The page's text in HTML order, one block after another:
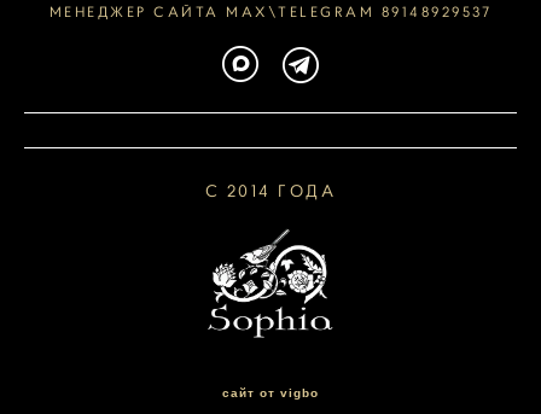
МЕНЕДЖЕР САЙТА MAX\TELEGRAM 89148929537
С 2014 ГОДА
сайт от vigbo